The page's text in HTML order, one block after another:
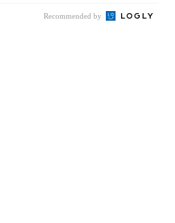
Recommended by